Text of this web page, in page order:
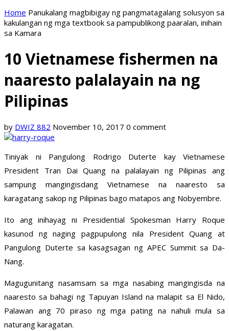
Home Panukalang magbibigay ng pangmatagalang solusyon sa
kakulangan ng mga textbook sa pampublikong paaralan, inihain
sa Kamara
10 Vietnamese fishermen na
naaresto palalayain na ng
Pilipinas
by DWIZ 882 November 10, 2017 0 comment
Tiniyak ni Pangulong Rodrigo Duterte kay Vietnamese
President Tran Dai Quang na palalayain ng Pilipinas ang
sampung mangingisdang Vietnamese na naaresto sa
karagatang sakop ng Pilipinas bago matapos ang Nobyembre.
Ito ang inihayag ni Presidential Spokesman Harry Roque
kasunod ng naging pagpupulong nila President Quang at
Pangulong Duterte sa kasagsagan ng APEC Summit sa Da-
Nang.
Magugunitang nasamsam sa mga nasabing mangingisda na
naaresto sa bahagi ng Tapuyan Island na malapit sa El Nido,
Palawan ang 70 piraso ng mga pating na nahuli mula sa
naturang karagatan.